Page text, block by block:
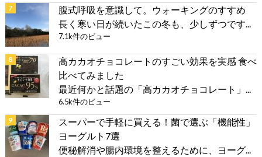
腹式呼吸を意識して。ウォーキングのすすめ
長く寒い日が続いたこの冬も、少しずつです...
7.1k件のビュー
高カカオチョコレートのすごい効果を実感 食べ
比べてみました
最近何かと話題の「高カカオチョコレート」...
6.5k件のビュー
スーパーで手軽に買える！菌で選ぶ「機能性」
ヨーグルト7選
便秘解消や腸内環境を整えるために、ヨーグ...